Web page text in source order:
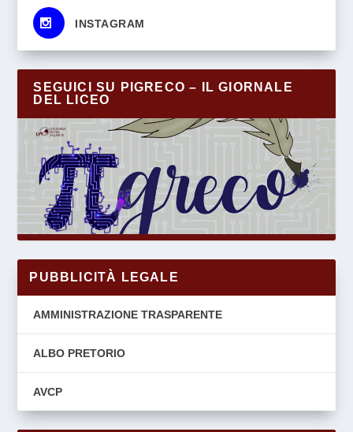
INSTAGRAM
SEGUICI SU PIGRECO – IL GIORNALE
DEL LICEO
PUBBLICITÀ LEGALE
AMMINISTRAZIONE TRASPARENTE
ALBO PRETORIO
AVCP